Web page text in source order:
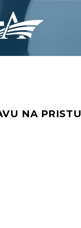
NA